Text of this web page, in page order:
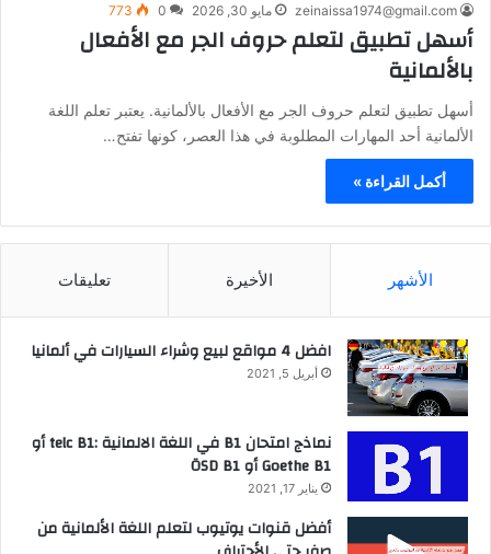
zeinaissa1974@gmail.com مايو 30, 2026 0
773
أسهل تطبيق لتعلم حروف الجر مع الأفعال
بالألمانية
أسهل تطبيق لتعلم حروف الجر مع الأفعال بالألمانية. يعتبر تعلم اللغة
الألمانية أحد المهارات المطلوبة في هذا العصر، كونها تفتح…
أكمل القراءة »
الأشهر الأخيرة تعليقات
افضل 4 مواقع لبيع وشراء السيارات في ألمانيا
أبريل 5, 2021
نماذج امتحان B1 في اللغة الالمانية :telc B1 أو
Goethe B1 أو ÖSD B1
يناير 17, 2021
أفضل قنوات يوتيوب لتعلم اللغة الألمانية من